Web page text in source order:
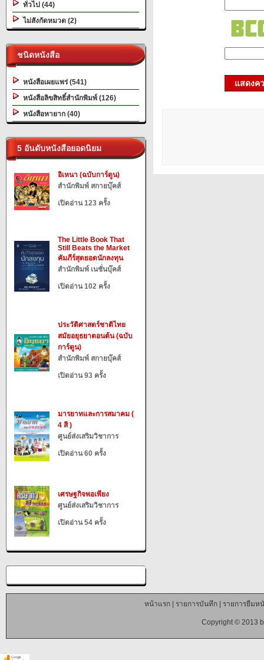
ทั่วไป (44)
ไม่สังกัดหมวด (2)
ชนิดหนังสือ
หนังสือเผยแพร่ (541)
หนังสือลิขสิทธิ์สำนักพิมพ์ (126)
หนังสือหายาก (40)
5 อันดับหนังสือยอดนิยม
อิเหนา (ฉบับการ์ตูน)
สำนักพิมพ์ สกายบุ๊คส์
เปิดอ่าน 123 ครั้ง
The Little Book That
Still Beats the Market
คัมภีร์สุดยอดนักลงทุน
สำนักพิมพ์ เนชั่นบุ๊คส์
เปิดอ่าน 102 ครั้ง
ประวัติศาสตร์ชาติไทย
สมัยอยุธยาตอนต้น (ฉบับ
การ์ตูน)
สำนักพิมพ์ สกายบุ๊คส์
เปิดอ่าน 93 ครั้ง
มารยาทและการสมาคม (
4 สี )
ศูนย์ส่งเสริมวิชาการ
เปิดอ่าน 60 ครั้ง
เศรษฐกิจพอเพียง
ศูนย์ส่งเสริมวิชาการ
เปิดอ่าน 54 ครั้ง
แสดงค
หน้าแรก| รายการบันทึก| รายการยืมห
Copyright © 2013